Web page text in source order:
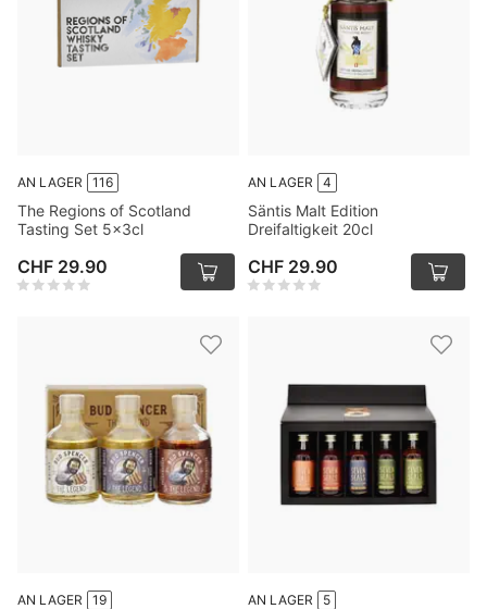
AN LAGER 116
The Regions of Scotland
Tasting Set 5x3cl
CHF 29.90
AN LAGER 4
Säntis Malt Edition
Dreifaltigkeit 20cl
CHF 29.90
AN LAGER 19 AN LAGER 5